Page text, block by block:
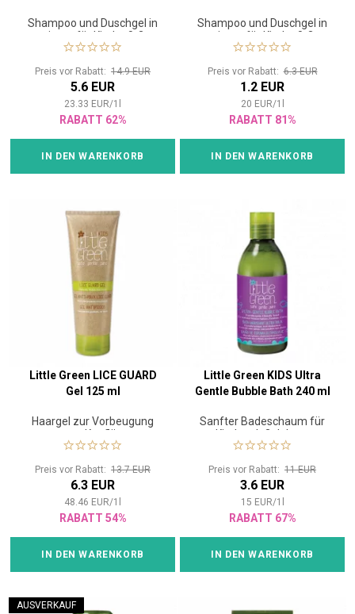
Shampoo und Duschgel in
einem für Kinder 0-3
Preis vor Rabatt: 14.9 EUR
5.6 EUR
23.33 EUR/1
RABATT 62%
IN DEN WARENKORB
Shampoo und Duschgel in
einem für Kinder 0-3
Preis vor Rabatt:6.3 EUR
1.2 EUR
20 EUR/1
RABATT 81%
IN DEN WARENKORB
Little Green LICE GUARD
Gel 125 ml
Haargel zur Vorbeugung
gegen Kopfläuse
Preis vor Rabatt: 13.7 EUR
6.3 EUR
48.46 EUR/1
RABATT 54%
IN DEN WARENKORB
Little Green KIDS Ultra
Gentle Bubble Bath 240 ml
Sanfter Badeschaum für
Kinder ab 3 Jahren
Preis vor Rabatt: 11 EUR
3.6 EUR
15 EUR/1
RABATT 67%
IN DEN WARENKORB
AUSVERKAUF